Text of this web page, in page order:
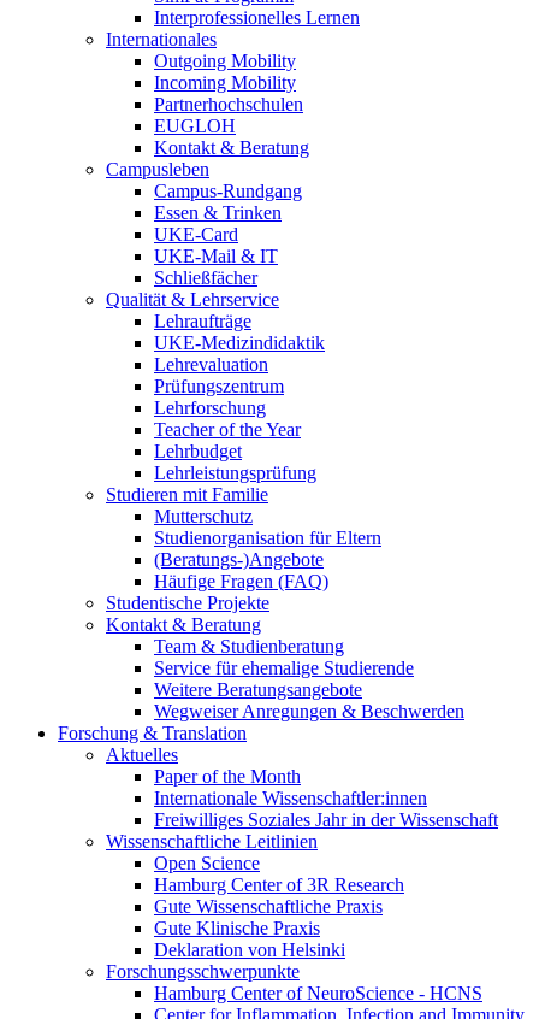
Interprofessionelles Lernen
Internationales
Outgoing Mobility
Incoming Mobility
Partnerhochschulen
EUGLOH
Kontakt & Beratung
Campusleben
Campus-Rundgang
Essen & Trinken
UKE-Card
UKE-Mail & IT
Schließfächer
Qualität & Lehrservice
Lehraufträge
UKE-Medizindidaktik
Lehrevaluation
Prüfungszentrum
Lehrforschung
Teacher of the Year
Lehrbudget
Lehrleistungsprüfung
Studieren mit Familie
Mutterschutz
Studienorganisation für Eltern
(Beratungs-)Angebote
Häufige Fragen (FAQ)
Studentische Projekte
Kontakt & Beratung
Team & Studienberatung
Service für ehemalige Studierende
Weitere Beratungsangebote
Wegweiser Anregungen & Beschwerden
Forschung & Translation
Aktuelles
Paper of the Month
Internationale Wissenschaftler:innen
Freiwilliges Soziales Jahr in der Wissenschaft
Wissenschaftliche Leitlinien
Open Science
Hamburg Center of 3R Research
Gute Wissenschaftliche Praxis
Gute Klinische Praxis
Deklaration von Helsinki
Forschungsschwerpunkte
Hamburg Center of NeuroScience - HCNS
Center for Inflammation, Infection and Immunity